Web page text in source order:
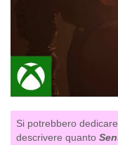
Si potrebbero
descrivere quanto